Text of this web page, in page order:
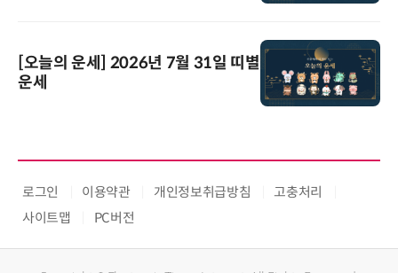
[오늘의 운세] 2026년 7월 31일 띠별
운세
로그인 이용약관 개인정보취급방침
고충처리
사이트맵
PC버전